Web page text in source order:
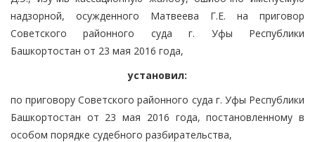
надзорной, осужденного Матвеева Г.Е. на приговор
Советского районного суда г. Уфы Республики
Башкортостан от 23 мая 2016 года,
установил:
по приговору Советского районного суда г. Уфы Республики
Башкортостан от 23 мая 2016 года, постановленному в
особом порядке судебного разбирательства,